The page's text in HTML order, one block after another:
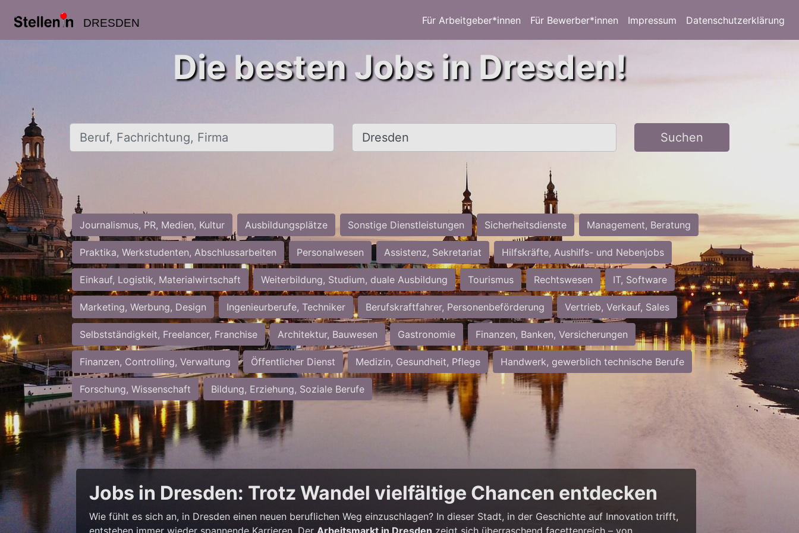
DRESDEN Für Arbeitgeber*innen Für Bewerber*innen Impressum Datenschutzerklärung
Die besten Jobs in Dresden!
Beruf, Fachrichtung, Firma Ort, Stadt Suchen
Journalismus, PR, Medien, Kultur Ausbildungsplätze Sonstige Dienstleistungen Sicherheitsdienste Management, Beratung
Praktika, Werkstudenten, Abschlussarbeiten Personalwesen Assistenz, Sekretariat Hilfskräfte, Aushilfs- und Nebenjobs
Einkauf, Logistik, Materialwirtschaft Weiterbildung, Studium, duale Ausbildung Tourismus Rechtswesen IT, Software
Marketing, Werbung, Design Ingenieurberufe, Techniker Berufskraftfahrer, Personenbeförderung Vertrieb, Verkauf, Sales
Selbstständigkeit, Freelancer, Franchise Architektur, Bauwesen Gastronomie Finanzen, Banken, Versicherungen
Finanzen, Controlling, Verwaltung Öffentlicher Dienst Medizin, Gesundheit, Pflege Handwerk, gewerblich technische Berufe
Forschung, Wissenschaft Bildung, Erziehung, Soziale Berufe
Jobs in Dresden: Trotz Wandel vielfältige Chancen entdecken
Wie fühlt es sich an, in Dresden einen neuen beruflichen Weg einzuschlagen? In dieser Stadt, in der Geschichte auf Innovation trifft,